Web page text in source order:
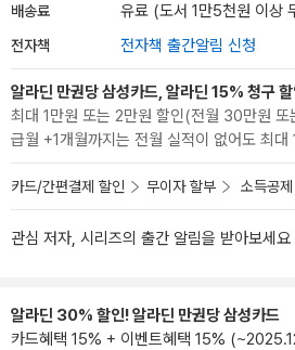
배송료 유료 (도서 1만5천원 이상
전자책 전자책 출간알림 신청
알라딘 만권당 삼성카드, 알라딘 15% 청구
최대 1만원 또는 2만원 할인(전월 30만원
급월 +1개월까지는 전월 실적이 없어도 최대
카드/간편결제 할인 무이자 할부 소득공
관심 저자, 시리즈의 출간 알림을 받아보세요
알라딘 30% 할인! 알라딘 만권당 삼성카드
카드혜택 15% + 이벤트혜택 15%